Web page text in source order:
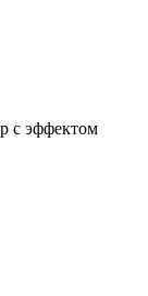
с эффектом